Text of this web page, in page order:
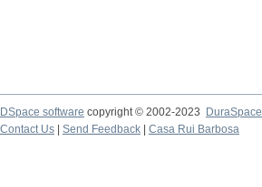
DSpace software copyright © 2002-2023
DuraSpace
Contact Us
Send Feedback Casa Rui Barbosa